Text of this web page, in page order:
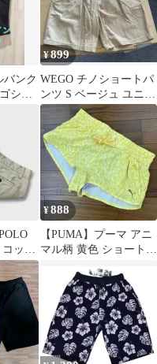
バンク
ショ
¥899
WEGO チノショートパ
ンツ S ベージュ ユニセ
ックス
ット
W34
¥888
【PUMA】プーマ アニ
マル柄 黄色 ショートパ